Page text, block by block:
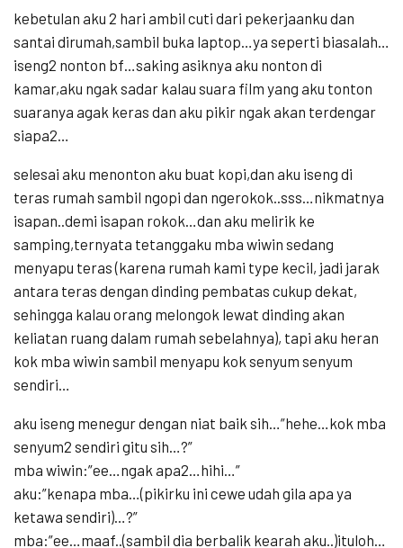
kebetulan aku 2 hari ambil cuti dari pekerjaanku dan
santai dirumah,sambil buka laptop…ya seperti biasalah…
iseng2 nonton bf…saking asiknya aku nonton di
kamar,aku ngak sadar kalau suara film yang aku tonton
suaranya agak keras dan aku pikir ngak akan terdengar
siapa2…
selesai aku menonton aku buat kopi,dan aku iseng di
teras rumah sambil ngopi dan ngerokok..sss…nikmatnya
isapan..demi isapan rokok…dan aku melirik ke
samping,ternyata tetanggaku mba wiwin sedang
menyapu teras (karena rumah kami type kecil, jadi jarak
antara teras dengan dinding pembatas cukup dekat,
sehingga kalau orang melongok lewat dinding akan
keliatan ruang dalam rumah sebelahnya), tapi aku heran
kok mba wiwin sambil menyapu kok senyum senyum
sendiri…
aku iseng menegur dengan niat baik sih…”hehe…kok mba
senyum2 sendiri gitu sih…?”
mba wiwin:”ee…ngak apa2…hihi…”
aku:”kenapa mba…(pikirku ini cewe udah gila apa ya
ketawa sendiri)…?”
mba:”ee…maaf..(sambil dia berbalik kearah aku..)ituloh…